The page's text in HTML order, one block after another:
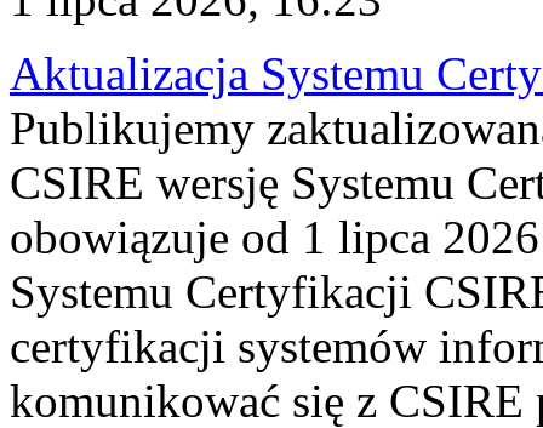
Aktualizacja Systemu
Publikujemy
CSIRE wersję Systemu
obowiązuje od 1 lipca
Systemu Certyfikacji
certyfikacji systemów
komunikować się z